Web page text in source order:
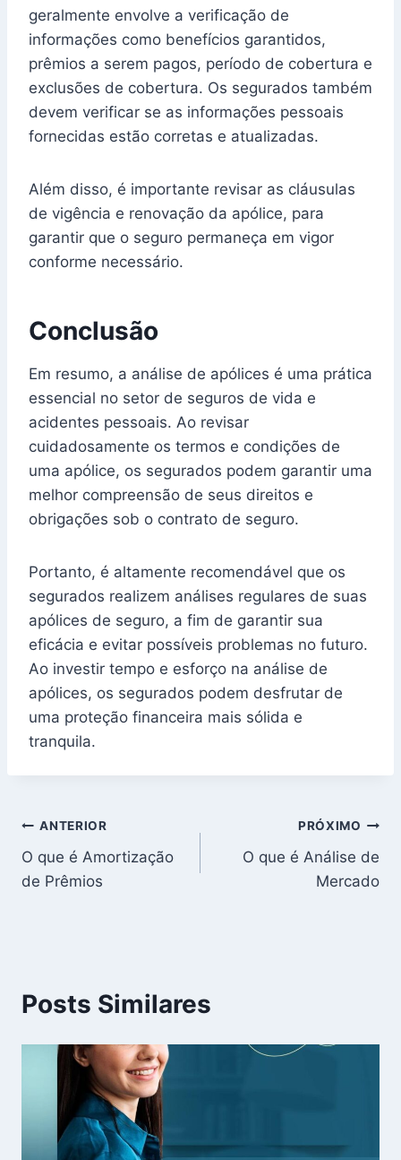
geralmente envolve a verificação de
informações como benefícios garantidos,
prêmios a serem pagos, período de cobertura e
exclusões de cobertura. Os segurados também
devem verificar se as informações pessoais
fornecidas estão corretas e atualizadas.
Além disso, é importante revisar as cláusulas
de vigência e renovação da apólice, para
garantir que o seguro permaneça em vigor
conforme necessário.
Conclusão
Em resumo, a análise de apólices é uma prática
essencial no setor de seguros de vida e
acidentes pessoais. Ao revisar
cuidadosamente os termos e condições de
uma apólice, os segurados podem garantir uma
melhor compreensão de seus direitos e
obrigações sob o contrato de seguro.
Portanto, é altamente recomendável que os
segurados realizem análises regulares de suas
apólices de seguro, a fim de garantir sua
eficácia e evitar possíveis problemas no futuro.
Ao investir tempo e esforço na análise de
apólices, os segurados podem desfrutar de
uma proteção financeira mais sólida e
tranquila.
Navegação
de
ANTERIOR
O que é Amortização
de Prêmios
PRÓXIMO
O que é Análise de
Mercado
Posts Similares